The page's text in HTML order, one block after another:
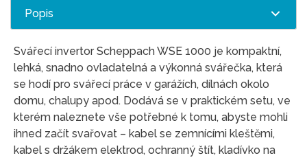
Popis
Svářecí invertor Scheppach WSE 1000 je kompaktní,
lehká, snadno ovladatelná a výkonná svářečka, která
se hodí pro svářecí práce v garážích, dílnách okolo
domu, chalupy apod. Dodává se v praktickém setu, ve
kterém naleznete vše potřebné k tomu, abyste mohli
ihned začít svařovat – kabel se zemnícími kleštěmi,
kabel s držákem elektrod, ochranný štít, kladívko na